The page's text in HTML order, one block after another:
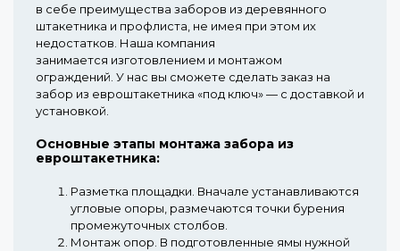
в себе преимущества заборов из деревянного
штакетника и профлиста, не имея при этом их
недостатков. Наша компания
занимается изготовлением и монтажом
ограждений. У нас вы сможете сделать заказ на
забор из евроштакетника «под ключ» — с доставкой и
установкой.
Основные этапы монтажа забора из
евроштакетника:
Разметка площадки. Вначале устанавливаются
угловые опоры, размечаются точки бурения
промежуточных столбов.
Монтаж опор. В подготовленные ямы нужной